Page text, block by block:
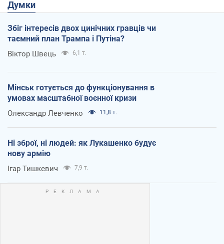
Думки
Збіг інтересів двох цинічних гравців чи
таємний план Трампа і Путіна?
Віктор Швець 6,1 т.
Мінськ готується до функціонування в
умовах масштабної воєнної кризи
Олександр Левченко 11,8 т.
Ні зброї, ні людей: як Лукашенко будує
нову армію
Ігар Тишкевич 7,9 т.